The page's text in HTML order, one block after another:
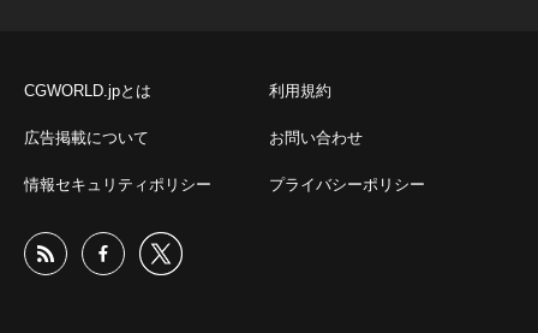
CGWORLD.jpとは 利用規約
広告掲載について お問い合わせ
情報セキュリティポリシー プライバシーポリシー